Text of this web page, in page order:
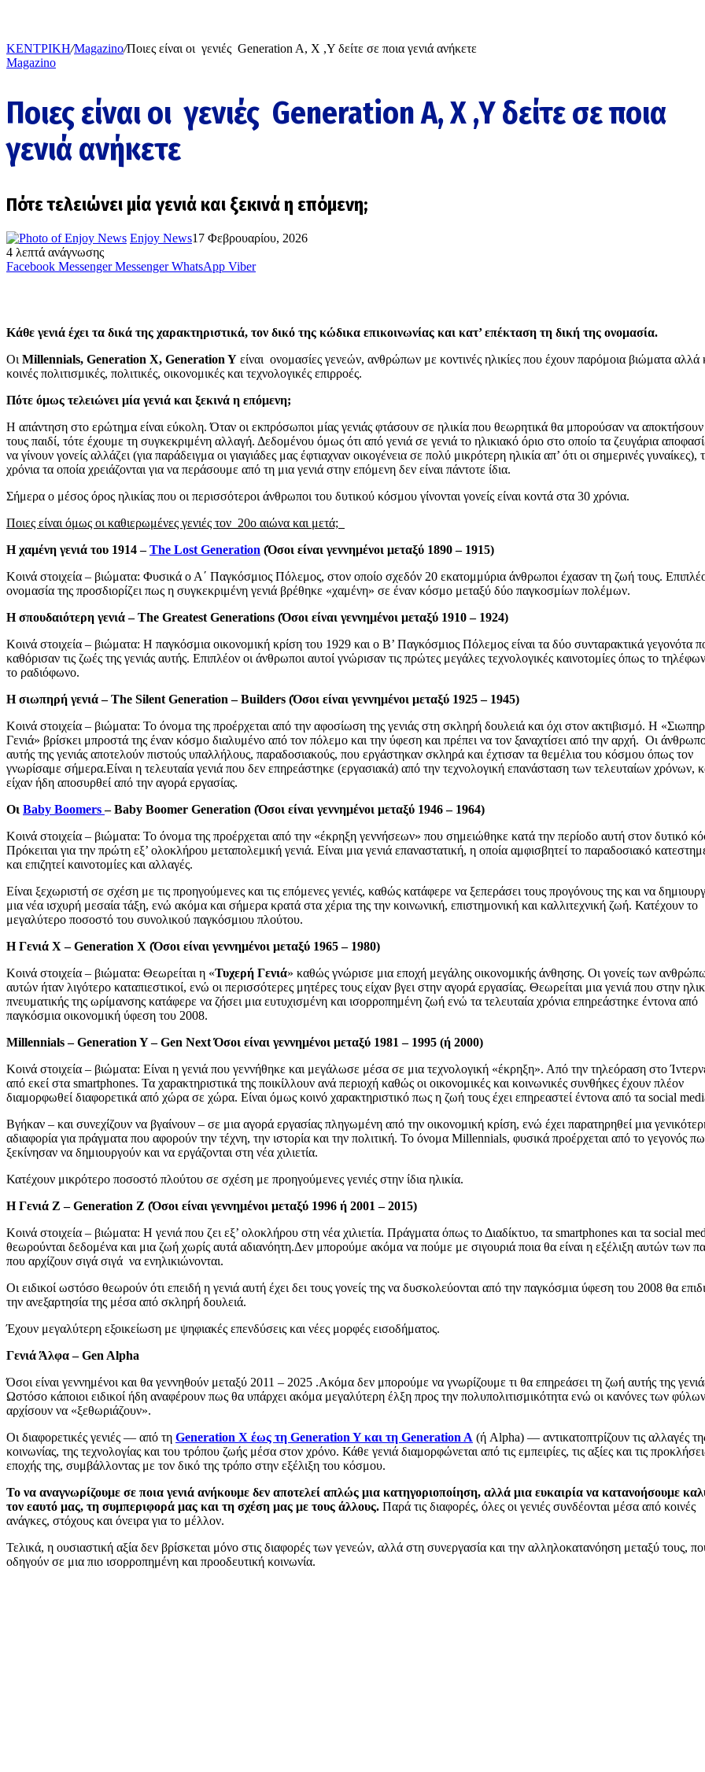
ΚΕΝΤΡΙΚΗ/Magazino/Ποιες είναι οι γενιές Generation A, Χ ,Υ δείτε σε ποια γενιά ανήκετε
Magazino
Ποιες είναι οι γενιές Generation A, Χ ,Υ δείτε σε ποια
γενιά ανήκετε
Πότε τελειώνει μία γενιά και ξεκινά η επόμενη;
Enjoy News17 Φεβρουαρίου, 2026
4 λεπτά ανάγνωσης
Facebook Messenger Messenger WhatsApp Viber
Κάθε γενιά έχει τα δικά της χαρακτηριστικά, τον δικό της κώδικα επικοινωνίας και κατ’ επέκταση τη δική της ονομασία.
Οι Millennials, Generation X, Generation Y είναι ονομασίες γενεών, ανθρώπων με κοντινές ηλικίες που έχουν παρόμοια βιώματα αλλά
κοινές πολιτισμικές, πολιτικές, οικονομικές και τεχνολογικές επιρροές.
Πότε όμως τελειώνει μία γενιά και ξεκινά η επόμενη;
Η απάντηση στο ερώτημα είναι εύκολη. Όταν οι εκπρόσωποι μίας γενιάς φτάσουν σε ηλικία που θεωρητικά θα μπορούσαν να αποκτήσoυν
τους παιδί, τότε έχουμε τη συγκεκριμένη αλλαγή. Δεδομένου όμως ότι από γενιά σε γενιά το ηλικιακό όριο στο οποίο τα ζευγάρια
να γίνουν γονείς αλλάζει (για παράδειγμα οι γιαγιάδες μας έφτιαχναν οικογένεια σε πολύ μικρότερη ηλικία απ’ ότι οι σημερινές γυναίκες),
χρόνια τα οποία χρειάζονται για να περάσουμε από τη μια γενιά στην επόμενη δεν είναι πάντοτε ίδια.
Σήμερα ο μέσος όρος ηλικίας που οι περισσότεροι άνθρωποι του δυτικού κόσμου γίνονται γονείς είναι κοντά στα 30 χρόνια.
Ποιες είναι όμως οι καθιερωμένες γενιές τον 20ο αιώνα και μετά;
Η χαμένη γενιά του 1914 –The Lost Generation (Όσοι είναι γεννημένοι μεταξύ 1890 – 1915)
Κοινά στοιχεία – βιώματα: Φυσικά ο Α΄ Παγκόσμιος Πόλεμος, στον οποίο σχεδόν 20 εκατομμύρια άνθρωποι έχασαν τη ζωή τους.
ονομασία της προσδιορίζει πως η συγκεκριμένη γενιά βρέθηκε «χαμένη» σε έναν κόσμο μεταξύ δύο παγκοσμίων πολέμων.
Η σπουδαιότερη γενιά – The Greatest Generations (Όσοι είναι γεννημένοι μεταξύ 1910 – 1924)
Κοινά στοιχεία – βιώματα: Η παγκόσμια οικονομική κρίση του 1929 και ο Β’ Παγκόσμιος Πόλεμος είναι τα δύο συνταρακτικά γεγονότα
καθόρισαν τις ζωές της γενιάς αυτής. Επιπλέον οι άνθρωποι αυτοί γνώρισαν τις πρώτες μεγάλες τεχνολογικές καινοτομίες όπως το
το ραδιόφωνο.
Η σιωπηρή γενιά – The Silent Generation – Builders (Όσοι είναι γεννημένοι μεταξύ 1925 – 1945)
Κοινά στοιχεία – βιώματα: Το όνομα της προέρχεται από την αφοσίωση της γενιάς στη σκληρή δουλειά και όχι στον ακτιβισμό. Η
Γενιά» βρίσκει μπροστά της έναν κόσμο διαλυμένο από τον πόλεμο και την ύφεση και πρέπει να τον ξαναχτίσει από την αρχή. Οι
αυτής της γενιάς αποτελούν πιστούς υπαλλήλους, παραδοσιακούς, που εργάστηκαν σκληρά και έχτισαν τα θεμέλια του κόσμου όπως τον
γνωρίσαμε σήμερα.Είναι η τελευταία γενιά που δεν επηρεάστηκε (εργασιακά) από την τεχνολογική επανάσταση των τελευταίων χρόνων,
είχαν ήδη αποσυρθεί από την αγορά εργασίας.
Οι Baby Boomers– Baby Boomer Generation (Όσοι είναι γεννημένοι μεταξύ 1946 – 1964)
Κοινά στοιχεία – βιώματα: Το όνομα της προέρχεται από την «έκρηξη γεννήσεων» που σημειώθηκε κατά την περίοδο αυτή στον δυτικό
Πρόκειται για την πρώτη εξ’ ολοκλήρου μεταπολεμική γενιά. Είναι μια γενιά επαναστατική, η οποία αμφισβητεί το παραδοσιακό
και επιζητεί καινοτομίες και αλλαγές.
Είναι ξεχωριστή σε σχέση με τις προηγούμενες και τις επόμενες γενιές, καθώς κατάφερε να ξεπεράσει τους προγόνους της και να
μια νέα ισχυρή μεσαία τάξη, ενώ ακόμα και σήμερα κρατά στα χέρια της την κοινωνική, επιστημονική και καλλιτεχνική ζωή. Κατέχουν το
μεγαλύτερο ποσοστό του συνολικού παγκόσμιου πλούτου.
Η Γενιά Χ – Generation X (Όσοι είναι γεννημένοι μεταξύ 1965 – 1980)
Κοινά στοιχεία – βιώματα: Θεωρείται η «Τυχερή Γενιά» καθώς γνώρισε μια εποχή μεγάλης οικονομικής άνθησης. Οι γονείς των
αυτών ήταν λιγότερο καταπιεστικοί, ενώ οι περισσότερες μητέρες τους είχαν βγει στην αγορά εργασίας. Θεωρείται μια γενιά που στην
πνευματικής της ωρίμανσης κατάφερε να ζήσει μια ευτυχισμένη και ισορροπημένη ζωή ενώ τα τελευταία χρόνια επηρεάστηκε έντονα από
παγκόσμια οικονομική ύφεση του 2008.
Millennials – Generation Y – Gen NextΌσοι είναι γεννημένοι μεταξύ 1981 – 1995 (ή 2000)
Κοινά στοιχεία – βιώματα: Είναι η γενιά που γεννήθηκε και μεγάλωσε μέσα σε μια τεχνολογική «έκρηξη». Από την τηλεόραση στο
από εκεί στα smartphones. Τα χαρακτηριστικά της ποικίλλουν ανά περιοχή καθώς οι οικονομικές και κοινωνικές συνθήκες έχουν πλέον
διαμορφωθεί διαφορετικά από χώρα σε χώρα. Είναι όμως κοινό χαρακτηριστικό πως η ζωή τους έχει επηρεαστεί έντονα από τα social
Βγήκαν – και συνεχίζουν να βγαίνουν – σε μια αγορά εργασίας πληγωμένη από την οικονομική κρίση, ενώ έχει παρατηρηθεί μια
αδιαφορία για πράγματα που αφορούν την τέχνη, την ιστορία και την πολιτική. Το όνομα Millennials, φυσικά προέρχεται από το γεγονός
ξεκίνησαν να δημιουργούν και να εργάζονται στη νέα χιλιετία.
Κατέχουν μικρότερο ποσοστό πλούτου σε σχέση με προηγούμενες γενιές στην ίδια ηλικία.
Η Γενιά Ζ – Generation Z (Όσοι είναι γεννημένοι μεταξύ 1996 ή 2001 – 2015)
Κοινά στοιχεία – βιώματα: Η γενιά που ζει εξ’ ολοκλήρου στη νέα χιλιετία. Πράγματα όπως το Διαδίκτυο, τα smartphones και τα social
θεωρούνται δεδομένα και μια ζωή χωρίς αυτά αδιανόητη.Δεν μπορούμε ακόμα να πούμε με σιγουριά ποια θα είναι η εξέλιξη αυτών των
που αρχίζουν σιγά σιγά να ενηλικιώνονται.
Οι ειδικοί ωστόσο θεωρούν ότι επειδή η γενιά αυτή έχει δει τους γονείς της να δυσκολεύονται από την παγκόσμια ύφεση του 2008 θα
την ανεξαρτησία της μέσα από σκληρή δουλειά.
Έχουν μεγαλύτερη εξοικείωση με ψηφιακές επενδύσεις και νέες μορφές εισοδήματος.
Γενιά Άλφα – Gen Alpha
Όσοι είναι γεννημένοι και θα γεννηθούν μεταξύ 2011 – 2025 .Ακόμα δεν μπορούμε να γνωρίζουμε τι θα επηρεάσει τη ζωή αυτής της
Ωστόσο κάποιοι ειδικοί ήδη αναφέρουν πως θα υπάρχει ακόμα μεγαλύτερη έλξη προς την πολυπολιτισμικότητα ενώ οι κανόνες των
αρχίσουν να «ξεθωριάζουν».
Οι διαφορετικές γενιές — από τη Generation X έως τη Generation Y και τη Generation A (ή Alpha) — αντικατοπτρίζουν τις αλλαγές
κοινωνίας, της τεχνολογίας και του τρόπου ζωής μέσα στον χρόνο. Κάθε γενιά διαμορφώνεται από τις εμπειρίες, τις αξίες και τις
εποχής της, συμβάλλοντας με τον δικό της τρόπο στην εξέλιξη του κόσμου.
Το να αναγνωρίζουμε σε ποια γενιά ανήκουμε δεν αποτελεί απλώς μια κατηγοριοποίηση, αλλά μια ευκαιρία να κατανοήσουμε
τον εαυτό μας, τη συμπεριφορά μας και τη σχέση μας με τους άλλους. Παρά τις διαφορές, όλες οι γενιές συνδέονται μέσα από κοινές
ανάγκες, στόχους και όνειρα για το μέλλον.
Τελικά, η ουσιαστική αξία δεν βρίσκεται μόνο στις διαφορές των γενεών, αλλά στη συνεργασία και την αλληλοκατανόηση μεταξύ τους,
οδηγούν σε μια πιο ισορροπημένη και προοδευτική κοινωνία.